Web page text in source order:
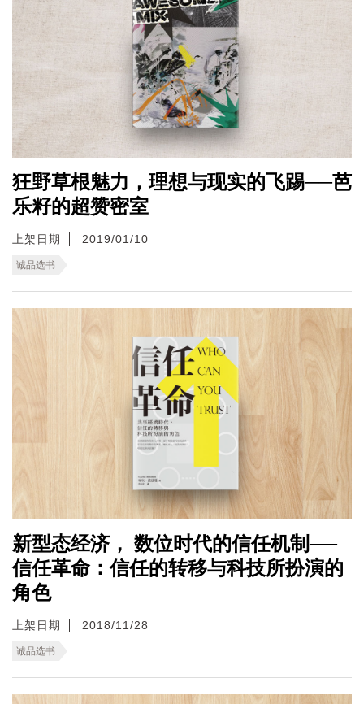
狂野草根魅力，理想与现实的飞踢──芭
乐籽的超赞密室
上架日期 2019/01/10
诚品选书
新型态经济， 数位时代的信任机制──
信任革命：信任的转移与科技所扮演的
角色
上架日期 2018/11/28
诚品选书